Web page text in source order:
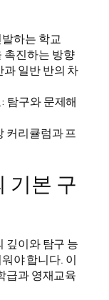
하는 학교
촉진하는 방향
일반 반의 차
탐구와 문제해
커리큘럼과 프
기본 구
깊이와 탐구 능
야 합니다. 이
급과 영재교육